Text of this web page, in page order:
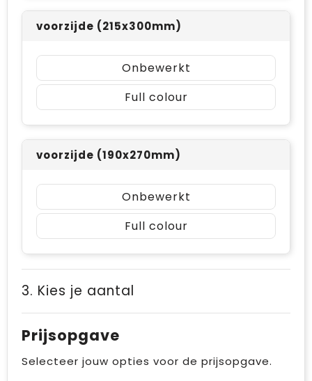
voorzijde (215x300mm)
Onbewerkt
Full colour
voorzijde (190x270mm)
Onbewerkt
Full colour
3. Kies je aantal
Prijsopgave
Selecteer jouw opties voor de prijsopgave.